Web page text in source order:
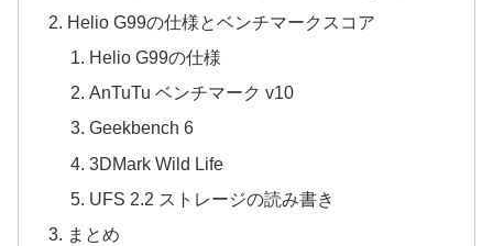
Helio G99の仕様とベンチマークスコア
Helio G99の仕様
AnTuTu ベンチマーク v10
Geekbench 6
3DMark Wild Life
UFS 2.2 ストレージの読み書き
まとめ